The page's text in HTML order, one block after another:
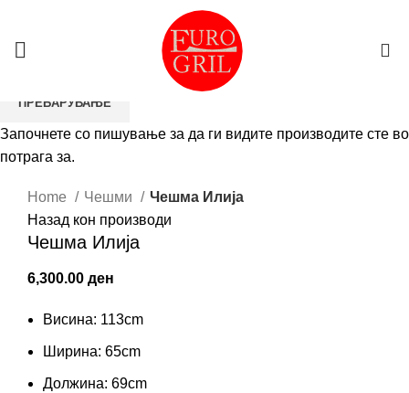
Home
Чешми
Чешма Илија
Назад кон производи
Чешма Илија
6,300.00 ден
Висина: 113cm
Ширина: 65cm
Должина: 69cm
ПРЕБАРУВАЊЕ
Започнете со пишување за да ги видите производите сте во
потрага за.